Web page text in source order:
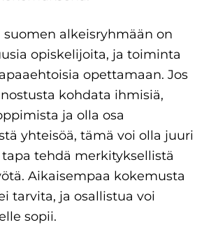
suomen alkeisryhmään on
opiskelijoita, ja toiminta
opettamaan. Jos
kohdata ihmisiä,
ja olla osa
yhteisöä, tämä voi olla juuri
tehdä merkityksellistä
Aikaisempaa kokemusta
tarvita, ja osallistua voi
sopii.